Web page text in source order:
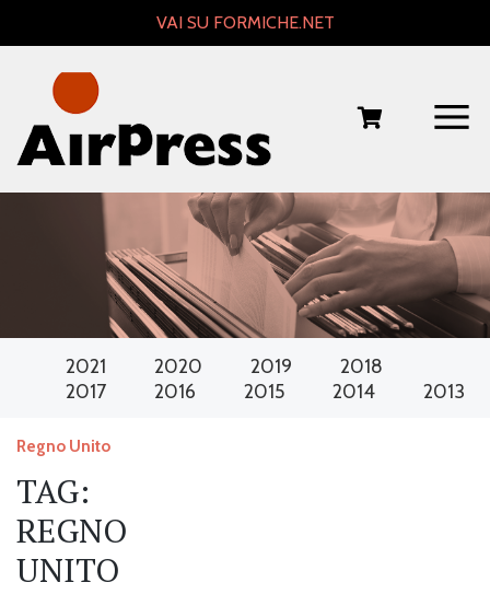
VAI SU FORMICHE.NET
2021 2020 2019
2018
2017
2016 2015 2014 2013
Regno Unito
TAG:
REGNO
UNITO